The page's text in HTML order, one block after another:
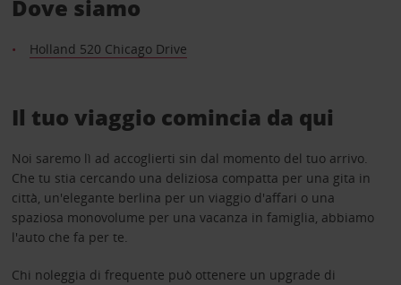
Dove siamo
Holland 520 Chicago Drive
Il tuo viaggio comincia da qui
Noi saremo lì ad accoglierti sin dal momento del tuo arrivo.
Che tu stia cercando una deliziosa compatta per una gita in
città, un'elegante berlina per un viaggio d'affari o una
spaziosa monovolume per una vacanza in famiglia, abbiamo
l'auto che fa per te.
Chi noleggia di frequente può ottenere un upgrade di